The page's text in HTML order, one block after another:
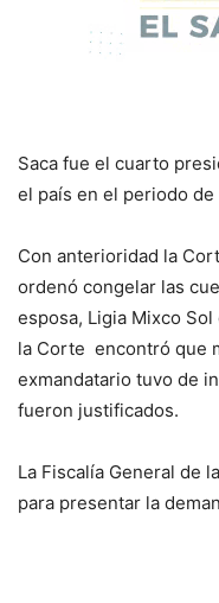
Saca fue el cuarto
el país en el periodo
Con anterioridad la
ordenó congelar las
esposa, Ligia Mixco
la Corte encontró que
exmandatario tuvo de
fueron justificados.
La Fiscalía General de
para presentar la